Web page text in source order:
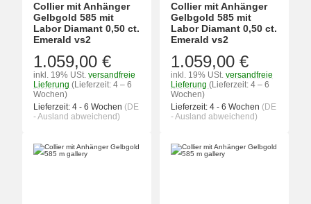
Collier mit Anhänger
Gelbgold 585 mit
Labor Diamant 0,50 ct.
Emerald vs2
1.059,00 €
inkl. 19% USt. versandfreie
Lieferung (Lieferzeit: 4 – 6
Wochen)
Lieferzeit: 4 - 6 Wochen (DE
- Ausland abweichend)
Collier mit Anhänger
Gelbgold 585 mit
Labor Diamant 0,50 ct.
Emerald vs2
1.059,00 €
inkl. 19% USt. versandfreie
Lieferung (Lieferzeit: 4 – 6
Wochen)
Lieferzeit: 4 - 6 Wochen (DE
- Ausland abweichend)